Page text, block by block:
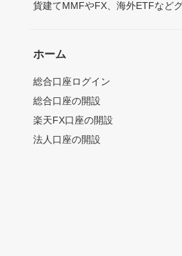
貨建てMMFやFX、海外ETFなど
ホーム
総合口座ログイン
総合口座の開設
楽天FX口座の開設
法人口座の開設